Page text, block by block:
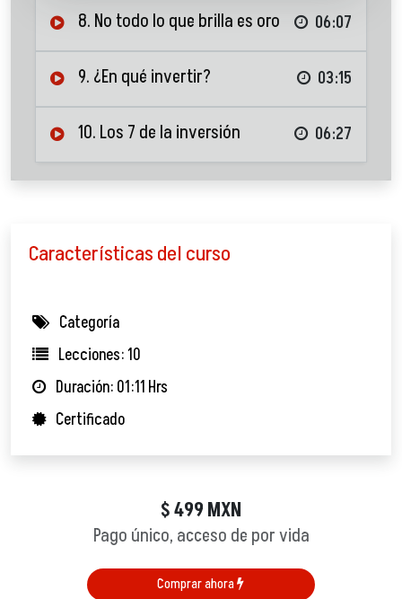
8. No todo lo que brilla es oro 06:07
9. ¿En qué invertir? 03:15
10. Los 7 de la inversión 06:27
Características del curso
Categoría
Lecciones: 10
Duración: 01:11 Hrs
Certificado
$499 MXN
Pago único, acceso de por vida
Comprar ahora